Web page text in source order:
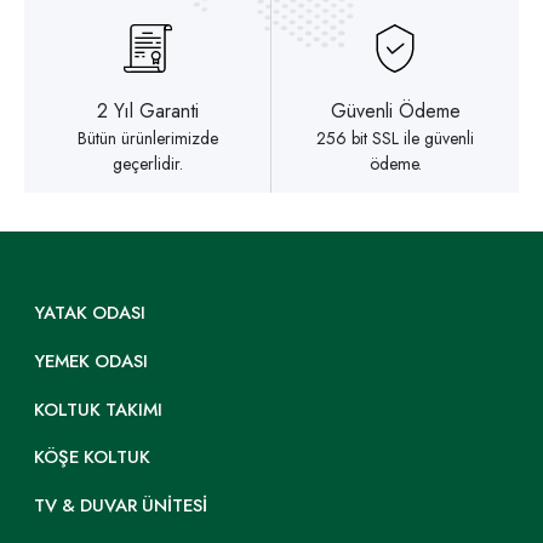
2 Yıl Garanti
Bütün ürünlerimizde
geçerlidir.
Güvenli Ödeme
256 bit SSL ile güvenli
ödeme.
YATAK ODASI
YEMEK ODASI
KOLTUK TAKIMI
KÖŞE KOLTUK
TV & DUVAR ÜNITESI